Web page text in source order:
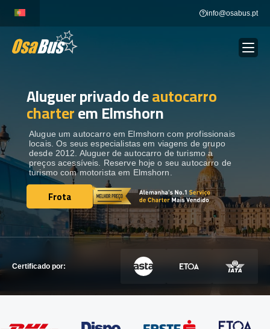
content
info@osabus.pt
ALUGUER DE AUTOCARROS
DESTINOS
FROTA
ENTRE EM CONTACTO
ENTRE EM CONTACTO
Aluguer privado deautocarro
charterem Elmshorn
Alugue um autocarro em Elmshorn com profissionais
locais. Os seus especialistas em viagens de grupo
desde 2012. Aluguer de autocarro de turismo a
preços acessíveis. Reserve hoje o seu autocarro de
turismo com motorista em Elmshorn.
Frota
Frota
Certificado por: